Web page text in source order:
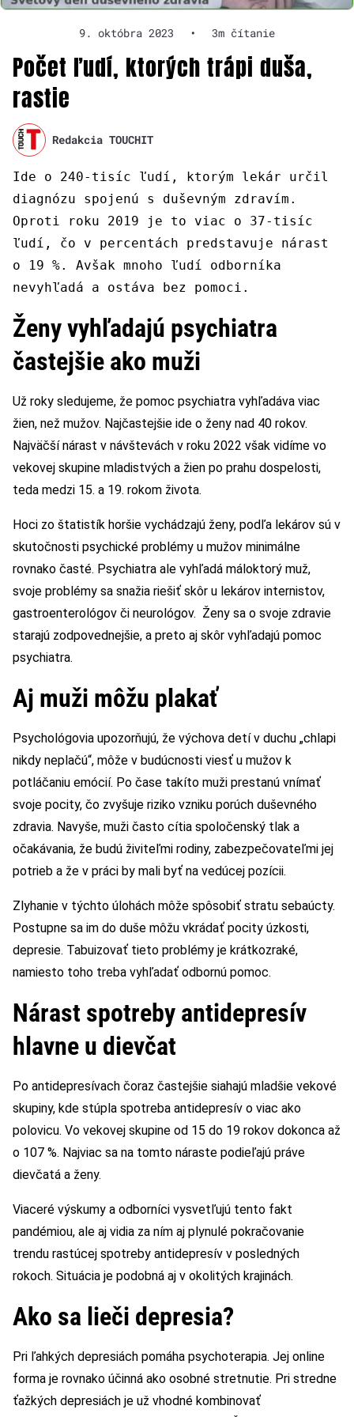
9. októbra 2023 • 3m čítanie
Počet ľudí, ktorých trápi duša,
rastie
Redakcia TOUCHIT
Ide o 240-tisíc ľudí, ktorým lekár určil
diagnózu spojenú s duševným zdravím.
Oproti roku 2019 je to viac o 37-tisíc
ľudí, čo v percentách predstavuje nárast
o 19 %. Avšak mnoho ľudí odborníka
nevyhľadá a ostáva bez pomoci.
Ženy vyhľadajú psychiatra
častejšie ako muži
Už roky sledujeme, že pomoc psychiatra vyhľadáva viac
žien, než mužov. Najčastejšie ide o ženy nad 40 rokov.
Najväčší nárast v návštevách v roku 2022 však vidíme vo
vekovej skupine mladistvých a žien po prahu dospelosti,
teda medzi 15. a 19. rokom života.
Hoci zo štatistík horšie vychádzajú ženy, podľa lekárov sú v
skutočnosti psychické problémy u mužov minimálne
rovnako časté. Psychiatra ale vyhľadá máloktorý muž,
svoje problémy sa snažia riešiť skôr u lekárov internistov,
gastroenterológov či neurológov. Ženy sa o svoje zdravie
starajú zodpovednejšie, a preto aj skôr vyhľadajú pomoc
psychiatra.
Aj muži môžu plakať
Psychológovia upozorňujú, že výchova detí v duchu „chlapi
nikdy neplačú“, môže v budúcnosti viesť u mužov k
potláčaniu emócií. Po čase takíto muži prestanú vnímať
svoje pocity, čo zvyšuje riziko vzniku porúch duševného
zdravia. Navyše, muži často cítia spoločenský tlak a
očakávania, že budú živiteľmi rodiny, zabezpečovateľmi jej
potrieb a že v práci by mali byť na vedúcej pozícii.
Zlyhanie v týchto úlohách môže spôsobiť stratu sebaúcty.
Postupne sa im do duše môžu vkrádať pocity úzkosti,
depresie. Tabuizovať tieto problémy je krátkozraké,
namiesto toho treba vyhľadať odbornú pomoc.
Nárast spotreby antidepresív
hlavne u dievčat
Po antidepresívach čoraz častejšie siahajú mladšie vekové
skupiny, kde stúpla spotreba antidepresív o viac ako
polovicu. Vo vekovej skupine od 15 do 19 rokov dokonca až
o 107 %. Najviac sa na tomto náraste podieľajú práve
dievčatá a ženy.
Viaceré výskumy a odborníci vysvetľujú tento fakt
pandémiou, ale aj vidia za ním aj plynulé pokračovanie
trendu rastúcej spotreby antidepresív v posledných
rokoch. Situácia je podobná aj v okolitých krajinách.
Ako sa lieči depresia?
Pri ľahkých depresiách pomáha psychoterapia. Jej online
forma je rovnako účinná ako osobné stretnutie. Pri stredne
ťažkých depresiách je už vhodné kombinovať